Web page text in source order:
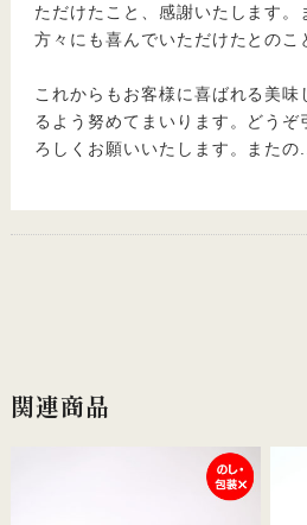
ただけたこと、感謝いたします。
方々にも喜んでいただけたとのこ
これからもお客様に喜ばれる美味
るよう努めてまいります。どうぞ
ろしくお願いいたします。またの
関連商品